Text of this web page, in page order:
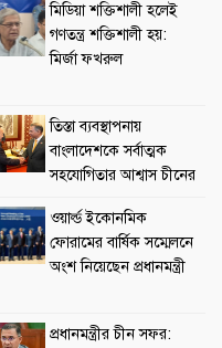
মিডিয়া শক্তিশালী হলেই
গণতন্ত্র শক্তিশালী হয়:
মির্জা ফখরুল
তিস্তা ব্যবস্থাপনায়
বাংলাদেশকে সর্বাত্মক
সহযোগিতার আশ্বাস চীনের
ওয়ার্ল্ড ইকোনমিক
ফোরামের বার্ষিক সম্মেলনে
অংশ নিয়েছেন প্রধানমন্ত্রী
প্রধানমন্ত্রীর চীন সফর: